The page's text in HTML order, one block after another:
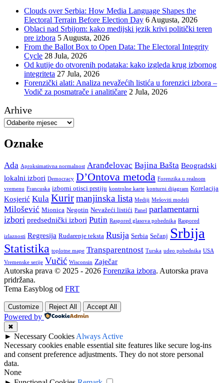
Clouds over Serbia: How Media Language Shapes the
Electoral Terrain Before Election Day 6 Augusta, 2026
Oblaci nad Srbijom: kako medijski jezik krivi politički teren
pre izbora 5 Augusta, 2026
From the Ballot Box to Open Data: The Electoral Integrity
Cycle 28 Jula, 2026
Od kutije do otvorenih podataka: kako izgleda krug izbornog
integriteta 27 Jula, 2026
Forenzički alati: Analiza nevažećih listića u forenzici izbora –
Vodič za posmatrače i analitičare 2 Jula, 2026
Arhive
Oznake
Ada Aproksimativna normalnost Aranđelovac Bajina Bašta Beogradski
lokalni izbori Democracy D’Ontova metoda Forenzika u realnom
vremenu Francuska izborni otisci prstiju kontrolne karte konturni dijagram Korelacija
Kosjerić Kula Kurirmanjinska lista Mediji Mešoviti modeli
Milošević Mionica Negotin Nevažeći listići Panel parlamentarni
izbori predsednički izbori Putin Raspored glasova pobednika Raspored
izlaznosti Regresija Rudarenje teksta Rusija Serbia Sečanj Srbija
Statistika toplotne mape Transparentnost Turska udeo pobednika USA
Vremenske serije Vučić Wisconsin Zaječar
Autorska prava © 2025 - 2026 Forenzika izbora. Autorska prava
pridržana.
Tema Easyblog od FRT
Customize Reject All Accept All
Powered by
✖
► Necessary Cookies Always Active
Necessary cookies enable essential site features like secure log-ins
and consent preference adjustments. They do not store personal
data.
None